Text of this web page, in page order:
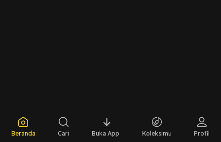
Beranda Cari Buka App Koleksimu Profil